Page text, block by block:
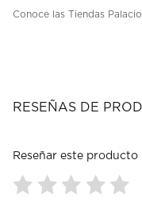
Conoce las Tiendas
RESEÑAS DE
Reseñar este producto